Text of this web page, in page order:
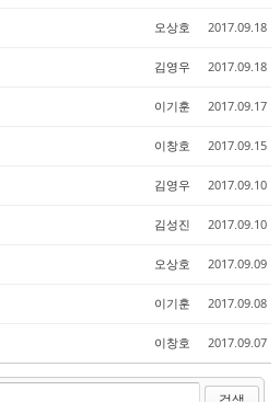
오상호 2017.09.18
김영우 2017.09.18
이기훈 2017.09.17
이창호 2017.09.15
김영우 2017.09.10
김성진 2017.09.10
오상호 2017.09.09
이기훈 2017.09.08
이창호 2017.09.07